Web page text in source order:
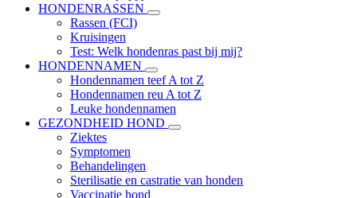
HONDENRASSEN
Rassen (FCI)
Kruisingen
Test: Welk hondenras past bij mij?
HONDENNAMEN
Hondennamen teef A tot Z
Hondennamen reu A tot Z
Leuke hondennamen
GEZONDHEID HOND
Ziektes
Symptomen
Behandelingen
Sterilisatie en castratie van honden
Vaccinatie hond